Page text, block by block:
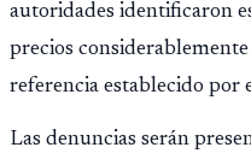
autoridades identificaron
precios
referencia establecido por
Las denuncias serán